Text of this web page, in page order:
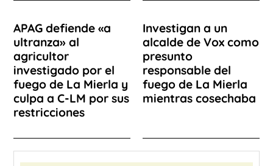
APAG defiende «a
ultranza» al
agricultor
investigado por el
fuego de La Mierla y
culpa a C-LM por sus
restricciones
Investigan a un
alcalde de Vox como
presunto
responsable del
fuego de La Mierla
mientras cosechaba